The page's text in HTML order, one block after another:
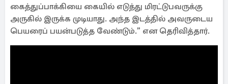
கைத்துப்பாக்கியை கையில் எடுத்து மிரட்டுபவருக்கு
அருகில் இருக்க முடியாது. அந்த இடத்தில் அவருடைய
பெயரைப் பயன்படுத்த வேண்டும்.” என தெரிவித்தார்.